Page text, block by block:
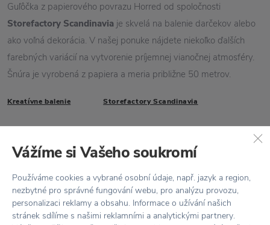
Guľôčka z papierového povrazu Horred od spoločnosti
Storefactory Scandinavia je skvelá na balenie darčekov alebo
ako voľná dekorácia. V našej ponuke nájdete niekoľko ďalších
farebných variácií na vytvorenie príjemnej vianočnej atmosféry.
Šnúra je vyrobená z papiera a meria približne 50 metrov.
Kreatívne balenie Storefactory Scandinavia
Kód produktu
Farba
Materiál
Vážíme si Vašeho soukromí
Používáme cookies a vybrané osobní údaje, např. jazyk a region,
nezbytné pro správné fungování webu, pro analýzu provozu,
personalizaci reklamy a obsahu. Informace o užívání našich
stránek sdílíme s našimi reklamními a analytickými partnery.